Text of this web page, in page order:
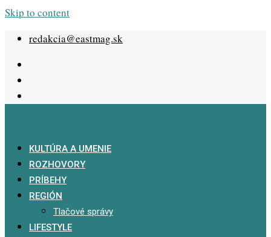
Skip to content
redakcia@eastmag.sk
KULTÚRA A UMENIE
ROZHOVORY
PRÍBEHY
REGIÓN
Tlačové správy
LIFESTYLE